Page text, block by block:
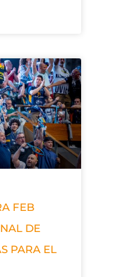
FEB
DE
PARA EL